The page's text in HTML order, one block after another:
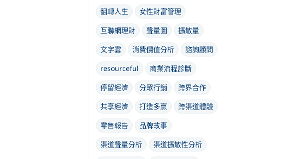
翻轉人生
女性財富管理
互聯網理財
聲量圖
擴散量
文字雲
消費價值分析
諮詢顧問
resourceful
商業流程診斷
停留經濟
分眾行銷
跨界合作
共享經濟
打造多贏
跨渠道體驗
零售報告
品牌故事
渠道聲量分析
渠道擴散性分析